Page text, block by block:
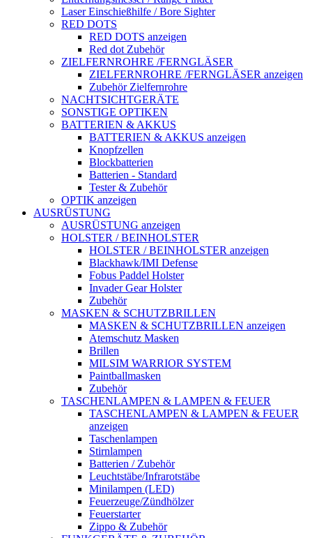
Laser Einschießhilfe / Bore Sighter
RED DOTS
RED DOTS anzeigen
Red dot Zubehör
ZIELFERNROHRE /FERNGLÄSER
ZIELFERNROHRE /FERNGLÄSER anzeigen
Zubehör Zielfernrohre
NACHTSICHTGERÄTE
SONSTIGE OPTIKEN
BATTERIEN & AKKUS
BATTERIEN & AKKUS anzeigen
Knopfzellen
Blockbatterien
Batterien - Standard
Tester & Zubehör
OPTIK anzeigen
AUSRÜSTUNG
AUSRÜSTUNG anzeigen
HOLSTER / BEINHOLSTER
HOLSTER / BEINHOLSTER anzeigen
Blackhawk/IMI Defense
Fobus Paddel Holster
Invader Gear Holster
Zubehör
MASKEN & SCHUTZBRILLEN
MASKEN & SCHUTZBRILLEN anzeigen
Atemschutz Masken
Brillen
MILSIM WARRIOR SYSTEM
Paintballmasken
Zubehör
TASCHENLAMPEN & LAMPEN & FEUER
TASCHENLAMPEN & LAMPEN & FEUER
anzeigen
Taschenlampen
Stirnlampen
Batterien / Zubehör
Leuchtstäbe/Infrarotstäbe
Minilampen (LED)
Feuerzeuge/Zündhölzer
Feuerstarter
Zippo & Zubehör